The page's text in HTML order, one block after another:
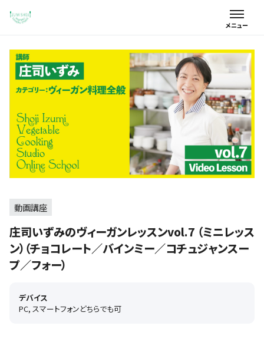
動画講座
庄司いずみのヴィーガンレッスンvol.7 （ミニレッス
ン）（チョコレート／バインミー／コチュジャンスー
プ／フォー）
デバイス
PC, スマートフォンどちらでも可